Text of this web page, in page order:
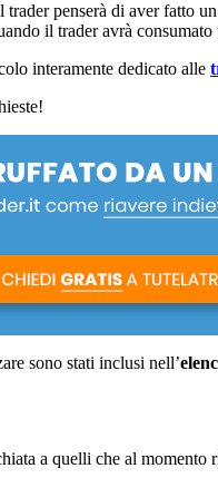
penserà di aver fatto
il trader avrà
interamente dedicato alle
sono stati inclusi nell’
a quelli che al momento